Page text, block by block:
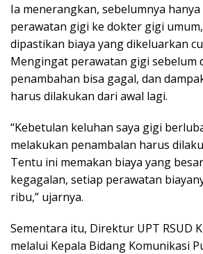
Ia menerangkan, sebelumnya
perawatan gigi ke dokter gigi
dipastikan biaya yang dikeluarkan
Mengingat perawatan gigi sebelum
penambahan bisa gagal, dan
harus dilakukan dari awal lagi.
“Kebetulan keluhan saya gigi
melakukan penambalan harus
Tentu ini memakan biaya yang
kegagalan, setiap perawatan
ribu,” ujarnya.
Sementara itu, Direktur UPT RSUD
melalui Kepala Bidang Komunikasi